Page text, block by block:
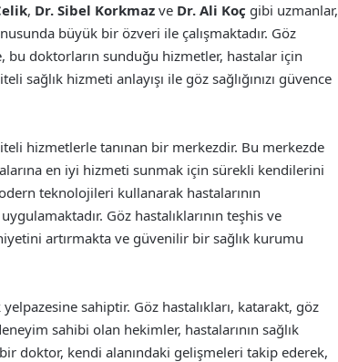
, Dr. Sibel Korkmaz ve Dr. Ali Koç gibi uzmanlar,
büyük bir özveri ile çalışmaktadır. Göz
bu doktorların sunduğu hizmetler, hastalar için
sağlık hizmeti anlayışı ile göz sağlığınızı güvence
hizmetlerle tanınan bir merkezdir. Bu merkezde
en iyi hizmeti sunmak için sürekli kendilerini
teknolojileri kullanarak hastalarının
Göz hastalıklarının teşhis ve
artırmakta ve güvenilir bir sağlık kurumu
sahiptir. Göz hastalıkları, katarakt, göz
sahibi olan hekimler, hastalarının sağlık
doktor, kendi alanındaki gelişmeleri takip ederek,